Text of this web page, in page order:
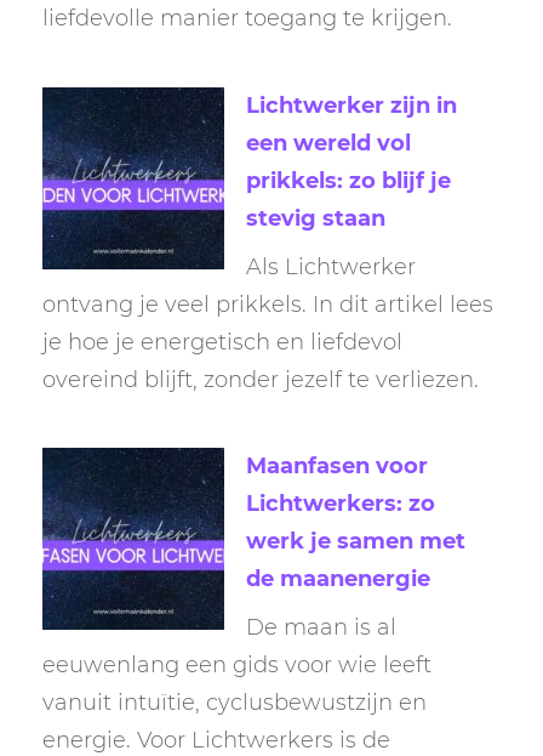
liefdevolle manier toegang te krijgen.
Lichtwerker zijn in
een wereld vol
prikkels: zo blijf je
stevig staan
Als Lichtwerker
ontvang je veel prikkels. In dit artikel lees
je hoe je energetisch en liefdevol
overeind blijft, zonder jezelf te verliezen.
Maanfasen voor
Lichtwerkers: zo
werk je samen met
de maanenergie
De maan is al
eeuwenlang een gids voor wie leeft
vanuit intuïtie, cyclusbewustzijn en
energie. Voor Lichtwerkers is de